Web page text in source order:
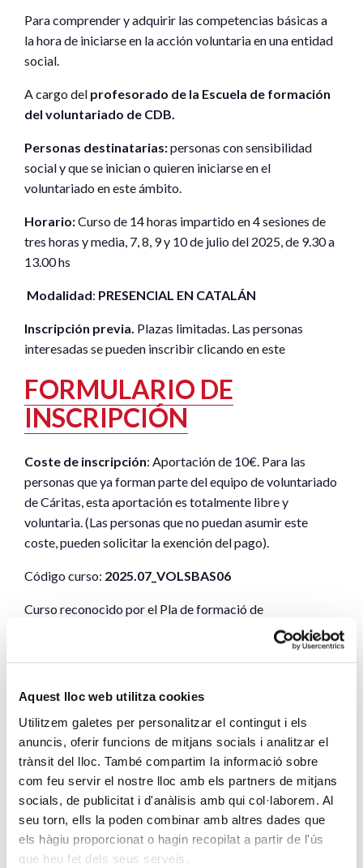
Aquest lloc web utilitza cookies
Utilitzem galetes per personalitzar el contingut i els
anuncis, oferir funcions de mitjans socials i analitzar el
trànsit del lloc. També compartim la informació sobre
com feu servir el nostre lloc amb els partners de mitjans
socials, de publicitat i d'anàlisis amb qui col·laborem. Al
seu torn, ells la poden combinar amb altres dades que
els hàgiu proporcionat o hagin recopilat a partir de l'ús
que heu fet dels seus serveis.
Para comprender y adquirir las competencias básicas a
la hora de iniciarse en la acción voluntaria en una entidad
social.
A cargo del profesorado de la Escuela de formación
del voluntariado de CDB.
Personas destinatarias:personas con sensibilidad
social y que se inician o quieren iniciarse en el
voluntariado en este ámbito.
Horario:Curso de 14 horas impartido en 4 sesiones de
tres horas y media, 7, 8, 9 y 10 de julio del 2025, de 9.30 a
13.00 hs
Modalidad: PRESENCIAL EN CATALÁN
Inscripción previa. Plazas limitadas. Las personas
interesadas se pueden inscribir clicando en este
FORMULARIO DE
INSCRIPCIÓN
Coste de inscripción: Aportación de 10€. Para las
personas que ya forman parte del equipo de voluntariado
de Cáritas, esta aportación es totalmente libre y
voluntaria. (Las personas que no puedan asumir este
coste, pueden solicitar la exención del pago).
Código curso: 2025.07_VOLSBAS06
Curso reconocido por el Pla de formació de
l’associacionsime i el voluntariat de Catalunya (PFAVC)
El programa de voluntariado de Cáritas Barcelona
ENTRADA 10€
07
JUL
2025
07 July, 2025 - 09:30 / 10 July, 2025 -
13:00
Seminari Conciliar de Barcelona
Diputació, 231
Entrada 10€